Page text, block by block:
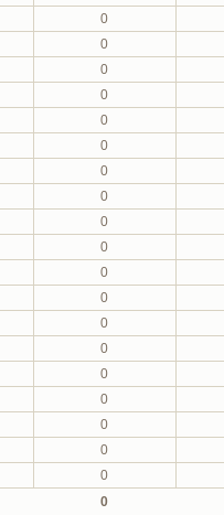
0
0
0
0
0
0
0
0
0
0
0
0
0
0
0
0
0
0
0
0